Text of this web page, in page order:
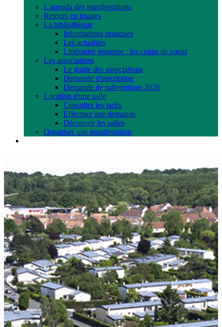
L'agenda des manifestations
Retours en images
La bibliothèque
Informations pratiques
Les actualités
Littérature jeunesse : les coups de coeur
Les associations
Le guide des associations
Demande d'inscription
Demande de subventions 2026
Location d'une salle
Consulter les tarifs
Effectuer une demande
Découvrir les salles
Organiser une manifestation